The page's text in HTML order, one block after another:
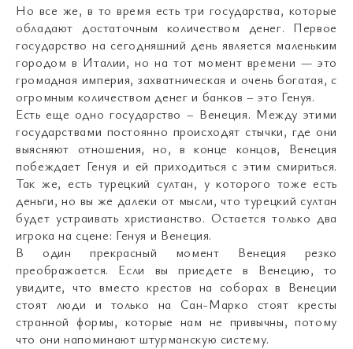
Но все же, в то время есть три государства, которые
обладают достаточным количеством денег. Первое
государство на сегодняшний день является маленьким
городом в Италии, но на тот момент времени — это
громадная империя, захватническая и очень богатая, с
огромным количеством денег и банков – это Генуя.
Есть еще одно государство – Венеция. Между этими
государствами постоянно происходят стычки, где они
выясняют отношения, но, в конце концов, Венеция
побеждает Генуя и ей приходиться с этим смириться.
Так же, есть турецкий султан, у которого тоже есть
деньги, но вы же далеки от мысли, что турецкий султан
будет устраивать христианство. Остается только два
игрока на сцене: Генуя и Венеция.
В один прекрасный момент Венеция резко
преображается. Если вы приедете в Венецию, то
увидите, что вместо крестов на соборах в Венеции
стоят люди и только на Сан-Марко стоят кресты
странной формы, которые нам не привычны, потому
что они напоминают штурманскую систему.